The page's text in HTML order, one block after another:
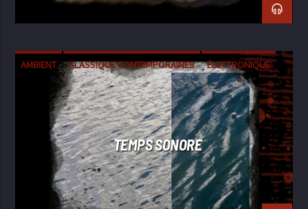
AMBIENT CLASSIQUE CONTEMPORAINES
ÉLECTRONIQUE
EXPÉRIMENTALE
FIELD RECORDING
TEMPS SONORE